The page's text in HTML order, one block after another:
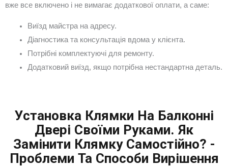
вже все включено і не вимагає додаткової оплати, а саме:
Виїзд майстра на адресу.
Діагностика та консультація вдома у клієнта.
Потрібні комплектуючі для ремонту.
Додатковий виїзд, якщо потрібна нестандартна деталь.
Установка Клямки На Балконні
Двері Своїми Руками. Як
Замінити Клямку Самостійно? -
Проблеми Та Способи Вирішення